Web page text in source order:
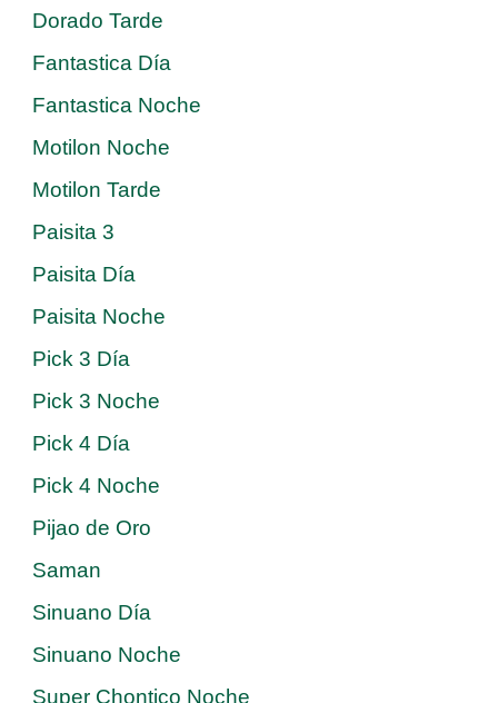
Dorado Tarde
Fantastica Día
Fantastica Noche
Motilon Noche
Motilon Tarde
Paisita 3
Paisita Día
Paisita Noche
Pick 3 Día
Pick 3 Noche
Pick 4 Día
Pick 4 Noche
Pijao de Oro
Saman
Sinuano Día
Sinuano Noche
Super Chontico Noche